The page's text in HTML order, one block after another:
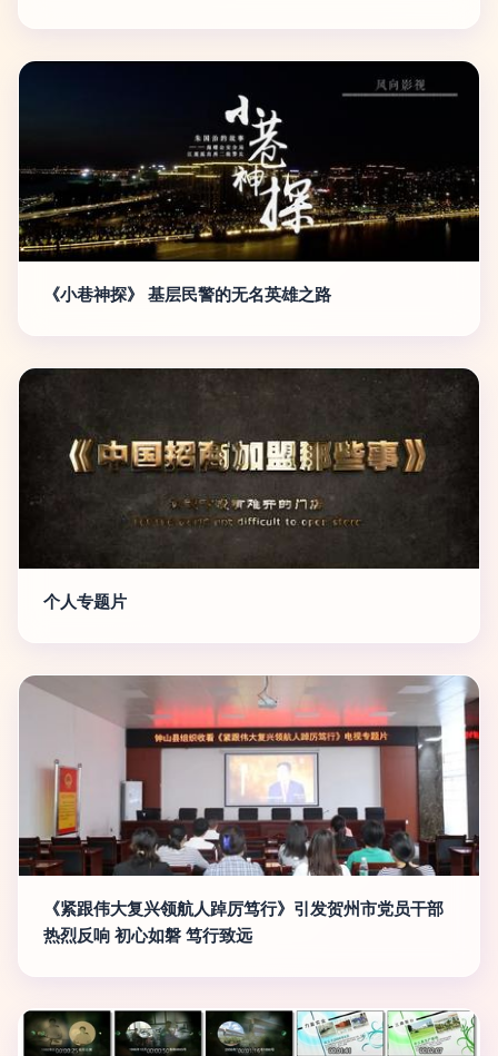
《小巷神探》 基层民警的无名英雄之路
个人专题片
《紧跟伟大复兴领航人踔厉笃行》引发贺州市党员干部
热烈反响 初心如磐 笃行致远